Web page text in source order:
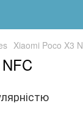
Xiaomi Poco X3